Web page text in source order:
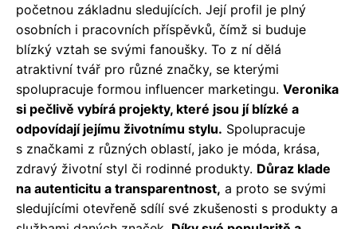
početnou základnu sledujících. Její profil je plný
osobních i pracovních příspěvků, čímž si buduje
blízký vztah se svými fanoušky. To z ní dělá
atraktivní tvář pro různé značky, se kterými
spolupracuje formou influencer marketingu. Veronika
si pečlivě vybírá projekty, které jsou jí blízké a
odpovídají jejímu životnímu stylu. Spolupracuje
s značkami z různých oblastí, jako je móda, krása,
zdravý životní styl či rodinné produkty. Důraz klade
na autenticitu a transparentnost, a proto se svými
sledujícími otevřeně sdílí své zkušenosti s produkty a